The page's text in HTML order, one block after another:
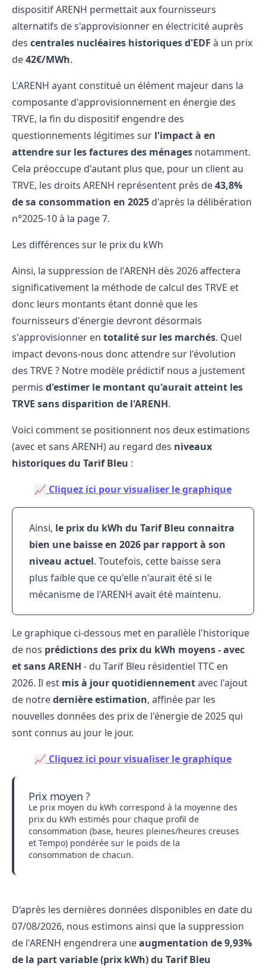
dispositif ARENH permettait aux fournisseurs
alternatifs de s'approvisionner en électricité auprès
des centrales nucléaires historiques d'EDF à un prix
de42€/MWh.
L'ARENH ayant constitué un élément majeur dans la
composante d'approvisionnement en énergie des
TRVE, la fin du dispositif engendre des
questionnements légitimes sur l'impact à en
attendre sur les factures des ménages notamment.
Cela préoccupe d'autant plus que, pour un client au
TRVE, les droits ARENH représentent près de43,8%
de sa consommation en 2025 d'après la délibération
n°2025-10 à la page 7.
Les différences sur le prix du kWh
Ainsi, la suppression de l'ARENH dès 2026 affectera
significativement la méthode de calcul des TRVE et
donc leurs montants étant donné que les
fournisseurs d'énergie devront désormais
s'approvisionner en totalité sur les marchés. Quel
impact devons-nous donc attendre sur l'évolution
des TRVE ? Notre modèle prédictif nous a justement
permis d'estimer le montant qu'aurait atteint les
TRVE sans disparition de l'ARENH.
Voici comment se positionnent nos deux estimations
(avec et sans ARENH) au regard des niveaux
historiques du Tarif Bleu :
📈 Cliquez ici pour visualiser le graphique
Ainsi, le prix du kWh du Tarif Bleu connaitra
bien une baisse en 2026 par rapport à son
niveau actuel. Toutefois, cette baisse sera
plus faible que ce qu'elle n'aurait été si le
mécanisme de l'ARENH avait été maintenu.
Le graphique ci-dessous met en parallèle l'historique
de nos prédictions des prix du kWh moyens - avec
et sans ARENH - du Tarif Bleu résidentiel TTC en
2026. Il est mis à jour quotidiennementavec l'ajout
de notredernière estimation, affinée par les
nouvelles données des prix de l'énergie de 2025 qui
sont connus au jour le jour.
📈 Cliquez ici pour visualiser le graphique
Prix moyen ?
Le prix moyen du kWh correspond à la moyenne des
prix du kWh estimés pour chaque profil de
consommation (base, heures pleines/heures creuses
et Tempo) pondérée sur le poids de la
consommation de chacun.
D’après les dernières données disponibles en date du
07/08/2026, nous estimons ainsi que la suppression
de l'ARENH engendrera uneaugmentation de 9,93%
de la part variable (prix kWh) du Tarif Bleu